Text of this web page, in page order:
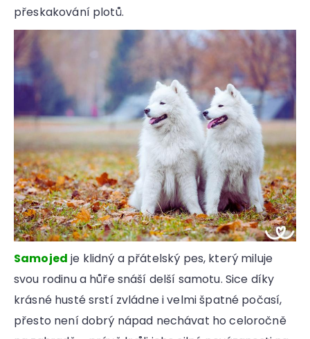
přeskakování plotů.
Samojed je klidný a přátelský pes, který miluje
svou rodinu a hůře snáší delší samotu. Sice díky
krásné husté srstí zvládne i velmi špatné počasí,
přesto není dobrý nápad nechávat ho celoročně